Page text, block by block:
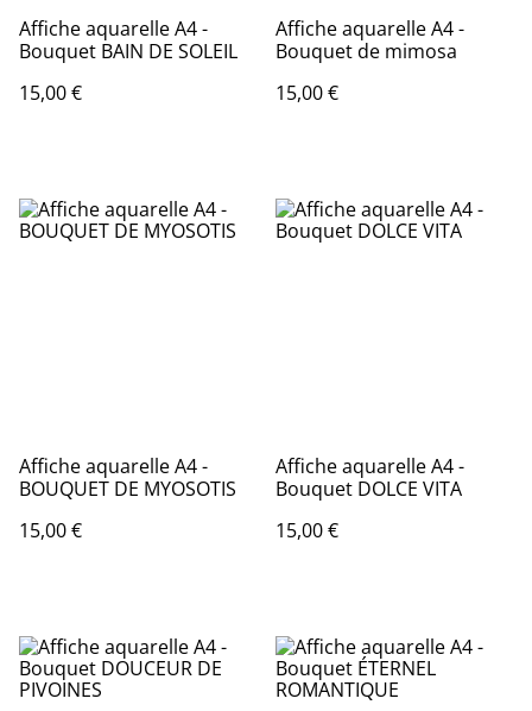
Affiche aquarelle A4 -
Bouquet BAIN DE SOLEIL
15,00 €
Affiche aquarelle A4 -
Bouquet de mimosa
15,00 €
Affiche aquarelle A4 -
BOUQUET DE MYOSOTIS
15,00 €
Affiche aquarelle A4 -
Bouquet DOLCE VITA
15,00 €